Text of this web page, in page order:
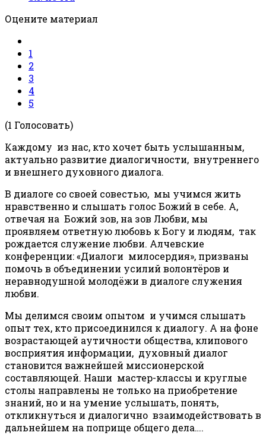
Оцените материал
1
2
3
4
5
(1 Голосовать)
Каждому из нас, кто хочет быть услышанным,
актуально развитие диалогичности, внутреннего
и внешнего духовного диалога.
В диалоге со своей совестью, мы учимся жить
нравственно и слышать голос Божий в себе. А,
отвечая на Божий зов, на зов Любви, мы
проявляем ответную любовь к Богу и людям, так
рождается служение любви. Алчевские
конференции: «Диалоги милосердия», призваны
помочь в объединении усилий волонтёров и
неравнодушной молодёжи в диалоге служения
любви.
Мы делимся своим опытом и учимся слышать
опыт тех, кто присоединился к диалогу. А на фоне
возрастающей аутичности общества, клипового
восприятия информации, духовный диалог
становится важнейшей миссионерской
составляющей. Наши мастер-классы и круглые
столы направлены не только на приобретение
знаний, но и на умение услышать, понять,
откликнуться и диалогично взаимодействовать в
дальнейшем на поприще общего дела….